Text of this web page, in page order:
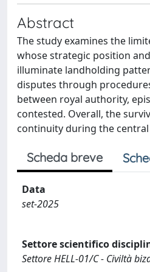
Abstract
The study examines the
whose strategic position
illuminate landholding
disputes through
between royal authority,
contested. Overall, the
continuity during the central
Scheda breve
Data
set-2025
Settore scientifico
Settore HELL-01/C - Civiltà